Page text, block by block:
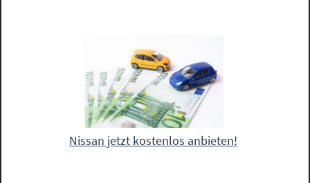
Nissan jetzt kostenlos anbieten!